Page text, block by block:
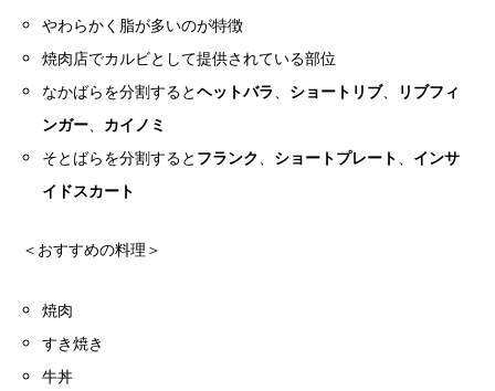
やわらかく脂が多いのが特徴
焼肉店でカルビとして提供されている部位
なかばらを分割するとヘットバラ、 ショートリブ、
リブフィ
ンガー、 カイノミ
そとばらを分割すると フランク、 ショートプレート、 インサ
イドスカート
＜おすすめの料理＞
焼肉
すき焼き
牛丼